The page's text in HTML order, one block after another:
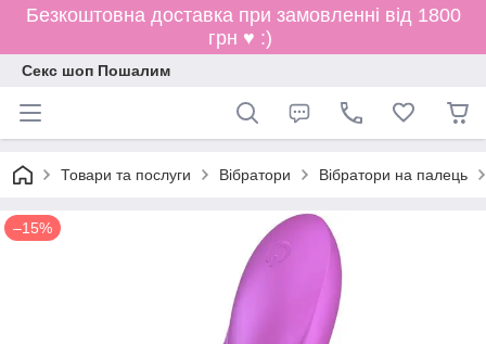
Безкоштовна доставка при замовленні від 1800
грн ♥ :)
Секс шоп Пошалим
Товари та послуги Вібратори Вібратори на палець
–15%